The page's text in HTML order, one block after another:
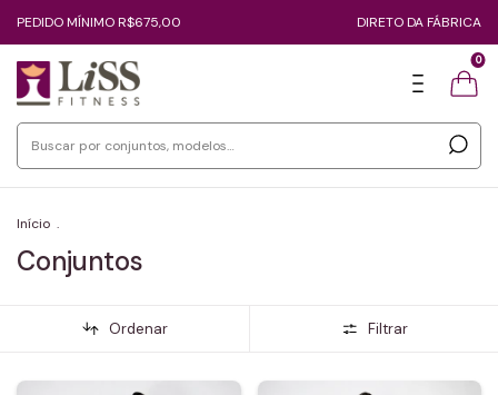
PEDIDO MÍNIMO R$675,00 DIRETO DA FÁBRICA
0
Início .
Conjuntos
Ordenar Filtrar